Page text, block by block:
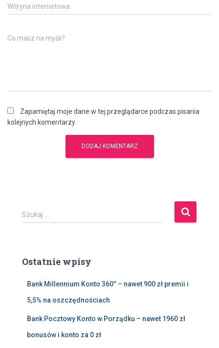
Witryna internetowa
Co masz na myśli?
Zapamiętaj moje dane w tej przeglądarce podczas pisania
kolejnych komentarzy.
S
z
j
Szukaj …
Ostatnie wpisy
Bank Millennium Konto 360° – nawet 900 zł premii i
5,5% na oszczędnościach
Bank Pocztowy Konto w Porządku – nawet 1960 zł
bonusów i konto za 0 zł